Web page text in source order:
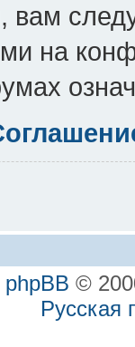
вам
на
phpBB ©
Русская